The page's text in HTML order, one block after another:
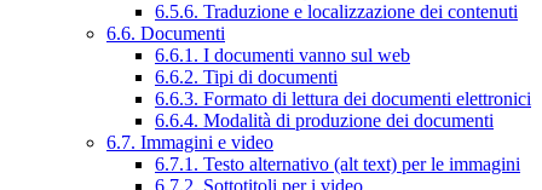
6.5.6. Traduzione e localizzazione dei contenuti
6.6. Documenti
6.6.1. I documenti vanno sul web
6.6.2. Tipi di documenti
6.6.3. Formato di lettura dei documenti elettronici
6.6.4. Modalità di produzione dei documenti
6.7. Immagini e video
6.7.1. Testo alternativo (alt text) per le immagini
6.7.2. Sottotitoli per i video